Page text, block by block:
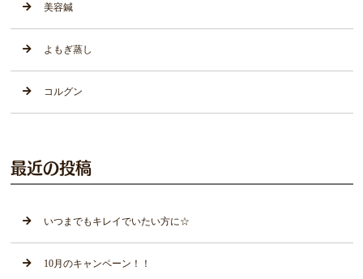
美容鍼
よもぎ蒸し
コルグン
最近の投稿
いつまでもキレイでいたい方に☆
10月のキャンペーン！！